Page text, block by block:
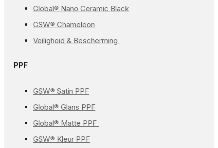
Global® Nano Ceramic Black
GSW® Chameleon
Veiligheid & Bescherming
PPF
GSW® Satin PPF
Global® Glans PPF
Global® Matte PPF
GSW® Kleur PPF